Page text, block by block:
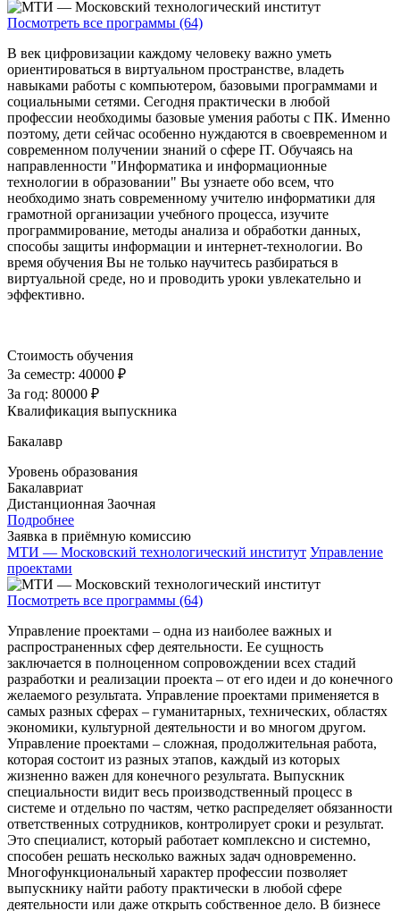
Посмотреть все программы (64)
В век цифровизации каждому человеку важно уметь
ориентироваться в виртуальном пространстве, владеть
навыками работы с компьютером, базовыми программами и
социальными сетями. Сегодня практически в любой
профессии необходимы базовые умения работы с ПК. Именно
поэтому, дети сейчас особенно нуждаются в своевременном и
современном получении знаний о сфере IT. Обучаясь на
направленности "Информатика и информационные
технологии в образовании" Вы узнаете обо всем, что
необходимо знать современному учителю информатики для
грамотной организации учебного процесса, изучите
программирование, методы анализа и обработки данных,
способы защиты информации и интернет-технологии. Во
время обучения Вы не только научитесь разбираться в
виртуальной среде, но и проводить уроки увлекательно и
эффективно.
Стоимость обучения
За семестр: 40000 ₽
За год: 80000 ₽
Квалификация выпускника
Бакалавр
Уровень образования
Бакалавриат
Дистанционная Заочная
Подробнее
Заявка в приёмную комиссию
МТИ — Московский технологический институт Управление
проектами
Посмотреть все программы (64)
Управление проектами – одна из наиболее важных и
распространенных сфер деятельности. Ее сущность
заключается в полноценном сопровождении всех стадий
разработки и реализации проекта – от его идеи и до конечного
желаемого результата. Управление проектами применяется в
самых разных сферах – гуманитарных, технических, областях
экономики, культурной деятельности и во многом другом.
Управление проектами – сложная, продолжительная работа,
которая состоит из разных этапов, каждый из которых
жизненно важен для конечного результата. Выпускник
специальности видит весь производственный процесс в
системе и отдельно по частям, четко распределяет обязанности
ответственных сотрудников, контролирует сроки и результат.
Это специалист, который работает комплексно и системно,
способен решать несколько важных задач одновременно.
Многофункциональный характер профессии позволяет
выпускнику найти работу практически в любой сфере
деятельности или даже открыть собственное дело. В бизнесе